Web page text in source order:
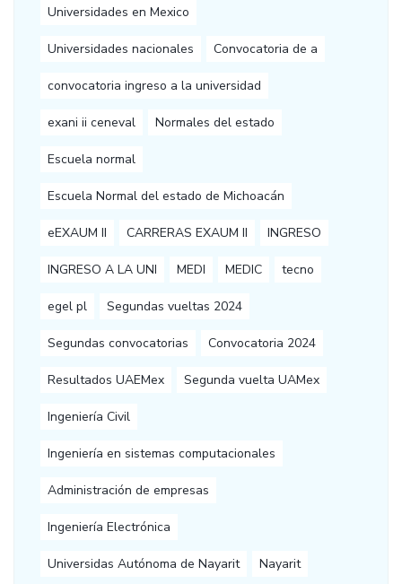
Universidades en Mexico
Universidades nacionales Convocatoria de a
convocatoria ingreso a la universidad
exani ii ceneval Normales del estado
Escuela normal
Escuela Normal del estado de Michoacán
eEXAUM II CARRERAS EXAUM II INGRESO
INGRESO A LA UNI MEDI MEDIC tecno
egel pl Segundas vueltas 2024
Segundas convocatorias Convocatoria 2024
Resultados UAEMex Segunda vuelta UAMex
Ingeniería Civil
Ingeniería en sistemas computacionales
Administración de empresas
Ingeniería Electrónica
Universidas Autónoma de Nayarit Nayarit